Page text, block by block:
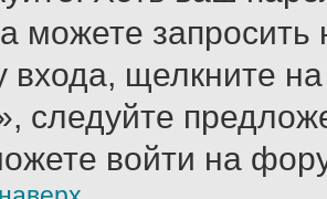
можете
входа, щелкните
следуйте
войти на